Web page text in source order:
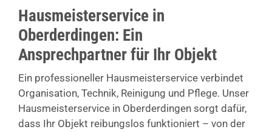
Hausmeisterservice in
Oberderdingen: Ein
Ansprechpartner für Ihr Objekt
Ein professioneller Hausmeisterservice verbindet
Organisation, Technik, Reinigung und Pflege. Unser
Hausmeisterservice in Oberderdingen sorgt dafür,
dass Ihr Objekt reibungslos funktioniert – von der